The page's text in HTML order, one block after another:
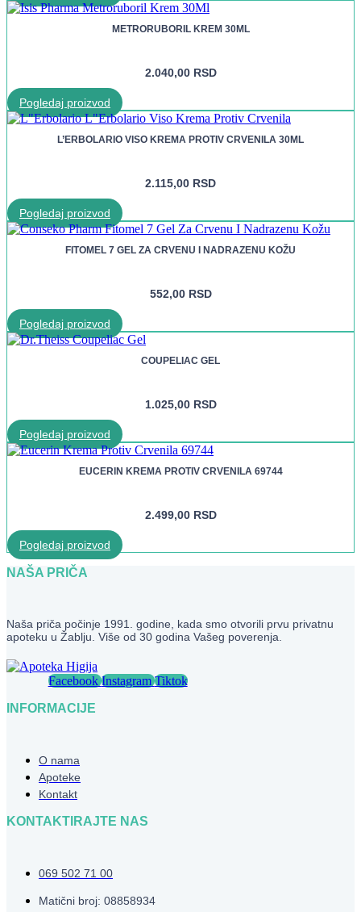
METRORUBORIL KREM 30ML
2.040,00 RSD
Pogledaj proizvod
L’ERBOLARIO VISO KREMA PROTIV CRVENILA 30ML
2.115,00 RSD
Pogledaj proizvod
FITOMEL 7 GEL ZA CRVENU I NADRAZENU KOŽU
552,00 RSD
Pogledaj proizvod
COUPELIAC GEL
1.025,00 RSD
Pogledaj proizvod
EUCERIN KREMA PROTIV CRVENILA 69744
2.499,00 RSD
Pogledaj proizvod
NAŠA PRIČA
Naša priča počinje 1991. godine, kada smo otvorili prvu privatnu
apoteku u Žablju. Više od 30 godina Vašeg poverenja.
Facebook Instagram Tiktok
INFORMACIJE
O nama
Apoteke
Kontakt
KONTAKTIRAJTE NAS
069 502 71 00
Matični broj: 08858934